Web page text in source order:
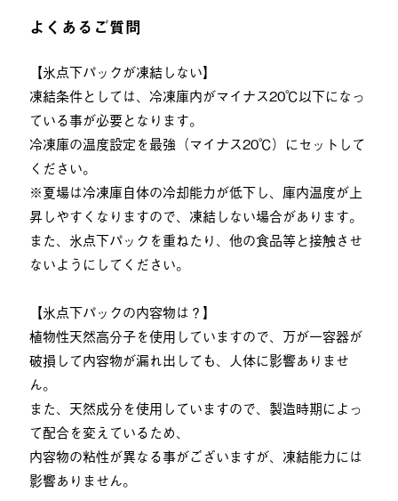
よくあるご質問
【氷点下パックが凍結しない】
凍結条件としては、冷凍庫内がマイナス20℃以下になっ
ている事が必要となります。
冷凍庫の温度設定を最強（マイナス20℃）にセットして
ください。
※夏場は冷凍庫自体の冷却能力が低下し、庫内温度が上
昇しやすくなりますので、凍結しない場合があります。
また、氷点下パックを重ねたり、他の食品等と接触させ
ないようにしてください。
【氷点下パックの内容物は？】
植物性天然高分子を使用していますので、万が一容器が
破損して内容物が漏れ出しても、人体に影響ありませ
ん。
また、天然成分を使用していますので、製造時期によっ
て配合を変えているため、
内容物の粘性が異なる事がございますが、凍結能力には
影響ありません。